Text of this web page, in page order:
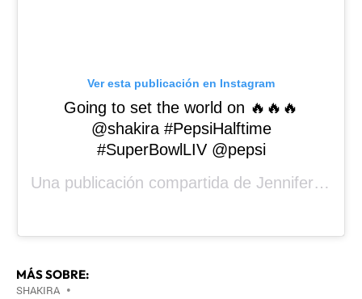
Ver esta publicación en Instagram
Going to set the world on 🔥🔥🔥
@shakira #PepsiHalftime
#SuperBowlLIV @pepsi
Una publicación compartida deJennifer Lopez
MÁS SOBRE:
SHAKIRA •